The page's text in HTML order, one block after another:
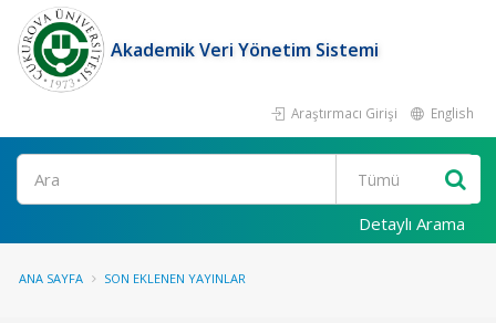
Akademik Veri Yönetim Sistemi
Araştırmacı Girişi English
Ara
Detaylı Arama
ANA SAYFA SON EKLENEN YAYINLAR